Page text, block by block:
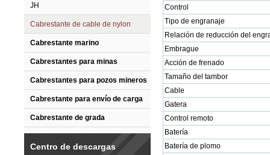
JH
Cabrestante de cable de nylon
Cabrestante marino
Cabrestantes para minas
Cabrestantes para pozos mineros
Cabrestante para envío de carga
Cabrestante de grada
Centro de descargas
Control
Tipo de engranaje
Relación de reducción del
Embrague
Acción de frenado
Tamaño del tambor
Cable
Gatera
Control remoto
Batería
Batería de plomo